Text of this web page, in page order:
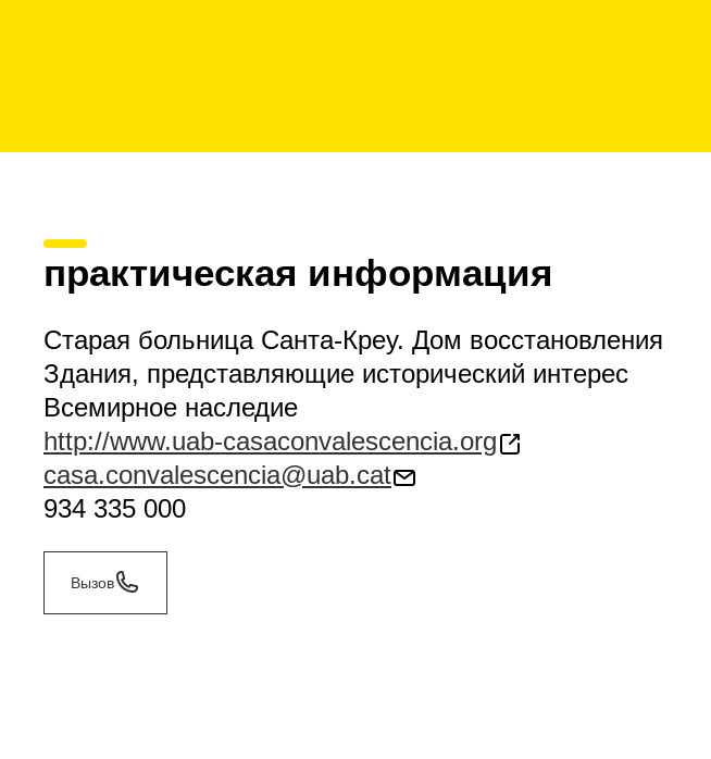
практическая информация
Старая больница Санта-Креу. Дом восстановления
Здания, представляющие исторический интерес
Всемирное наследие
http://www.uab-casaconvalescencia.org
casa.convalescencia@uab.cat
934 335 000
Вызов